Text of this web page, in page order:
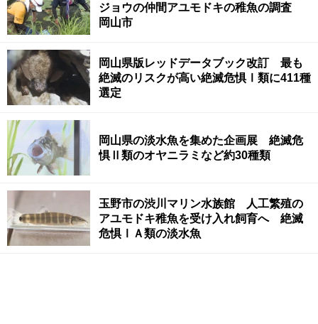
ジョウの仲間アユモドキの稚魚の調査
岡山市
岡山県版レッドデータブック改訂 最も
絶滅のリスクが高い絶滅危惧Ⅰ類に411種
選定
岡山県の淡水魚を集めた企画展 絶滅危
惧Ⅱ類のオヤニラミなど約30種類
玉野市の渋川マリン水族館 人工繁殖の
アユモドキ稚魚を受け入れ飼育へ 絶滅
危惧ⅠＡ類の淡水魚